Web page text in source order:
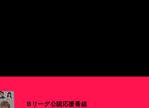
Bリーグ公認応援番組